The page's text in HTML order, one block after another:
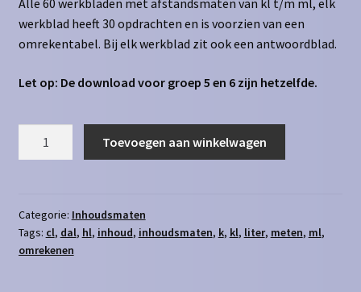
Alle 60 werkbladen met afstandsmaten van kl t/m ml, elk
werkblad heeft 30 opdrachten en is voorzien van een
omrekentabel. Bij elk werkblad zit ook een antwoordblad.
Let op: De download voor groep 5 en 6 zijn hetzelfde.
t/m
kl
aantal
Toevoegen aan winkelwagen
Categorie: Inhoudsmaten
Tags: cl, dal, hl, inhoud, inhoudsmaten, k, kl, liter, meten, ml,
omrekenen